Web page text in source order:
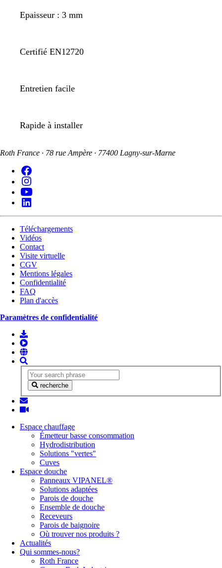
Epaisseur : 3 mm
Certifié EN12720
Entretien facile
Rapide à installer
Roth France · 78 rue Ampère · 77400 Lagny-sur-Marne
Téléchargements
Vidéos
Contact
Visite virtuelle
CGV
Mentions légales
Confidentialité
FAQ
Plan d'accès
Paramètres de confidentialité
recherche
Espace chauffage
Émetteur basse consommation
Hydrodistribution
Solutions "vertes"
Cuves
Espace douche
Panneaux VIPANEL®
Solutions adaptées
Parois de douche
Ensemble de douche
Receveurs
Parois de baignoire
Où trouver nos produits ?
Actualités
Qui sommes-nous?
Roth France